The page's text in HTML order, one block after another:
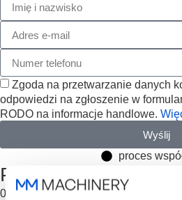
Zgoda na przetwarzanie danych
odpowiedzi na zgłoszenie w
RODO na informacje handlowe.
Wyślij
proces
Poznaj nasz proces
01